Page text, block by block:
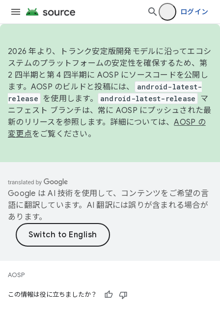
ログイン
2026 年より、トランク安定版開発モデルに沿ってエコシ
ステムのプラットフォームの安定性を確保するため、第
2 四半期と第 4 四半期に AOSP にソースコードを公開し
ます。AOSP のビルドと投稿には、
android-latest-
release
を使用します。 android-latest-release
マ
ニフェスト ブランチは、常に AOSP にプッシュされた最
新のリリースを参照します。詳細については、AOSP の
変更点をご覧ください。
Google は AI 技術を使用して、コンテンツをご希望の言
語に翻訳しています。AI 翻訳には誤りが含まれる場合が
あります。
AOSP
この情報は役に立ちましたか？